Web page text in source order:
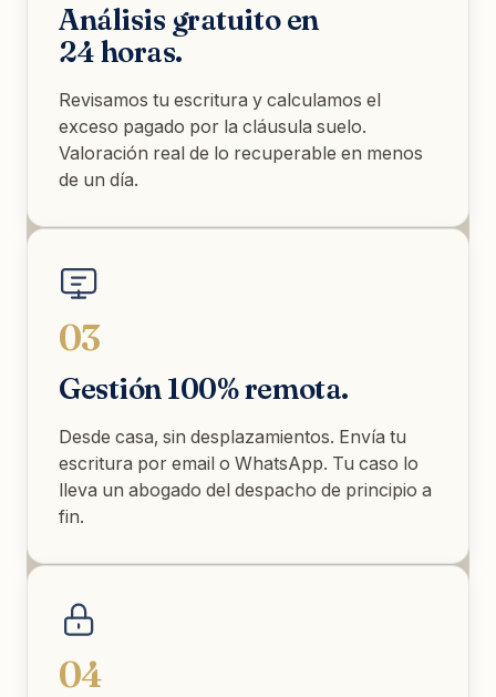
Análisis gratuito en
24 horas.
Revisamos tu escritura y calculamos el
exceso pagado por la cláusula suelo.
Valoración real de lo recuperable en menos
de un día.
03
Gestión 100% remota.
Desde casa, sin desplazamientos. Envía tu
escritura por email o WhatsApp. Tu caso lo
lleva un abogado del despacho de principio a
fin.
04